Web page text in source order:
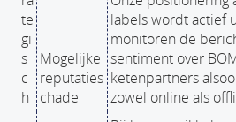
te
gi
s
c
h
Mogelijke
reputaties
chade
labels wordt actief
monitoren de
sentiment over
ketenpartners
zowel online als